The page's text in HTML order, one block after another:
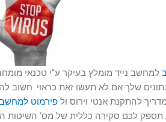
למחשב נייד מומלץ בעיקר ע”י טכנאי
שלך אם לא תעשו זאת כראוי. חשוב
להתקנת אנטי וירוס ול פירמוט למחשב
תספק לכם סקירה כללית של מס’ השיטות